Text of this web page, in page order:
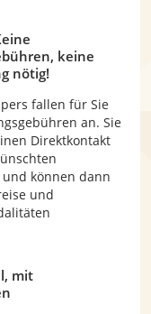
keine
nötig!
fallen für Sie
an. Sie
Direktkontakt
können dann
und
mit